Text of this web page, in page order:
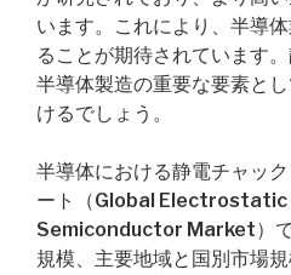
います。これにより、半導
ることが期待されています
半導体製造の重要な要素と
けるでしょう。
半導体における静電チャッ
ート（Global Electrostatic
Semiconductor Market）
規模、主要地域と国別市場